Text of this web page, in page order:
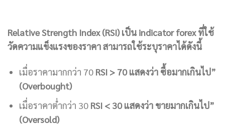
Relative Strength Index (RSI) เป็น indicator forex ที่ใช้
วัดความแข็งแรงของราคา สามารถใช้ระบุราคาได้ดังนี้
เมื่อราคามากกว่า 70 RSI > 70 แสดงว่า ซื้อมากเกินไป”
(Overbought)
เมื่อราคาต่ำกว่า 30 RSI < 30 แสดงว่า ขายมากเกินไป”
(Oversold)